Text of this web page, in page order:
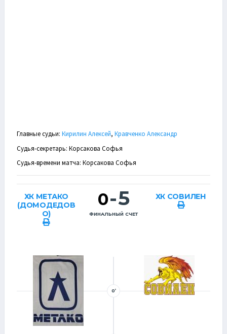
Главные судьи: Кирилин Алексей, Кравченко Александр
Судья-секретарь: Корсакова Софья
Судья-времени матча: Корсакова Софья
ХК МЕТАКО
(ДОМОДЕДОВ
О)
0-5
ФИНАЛЬНЫЙ СЧЕТ
ХК СОВИЛЕН
0’